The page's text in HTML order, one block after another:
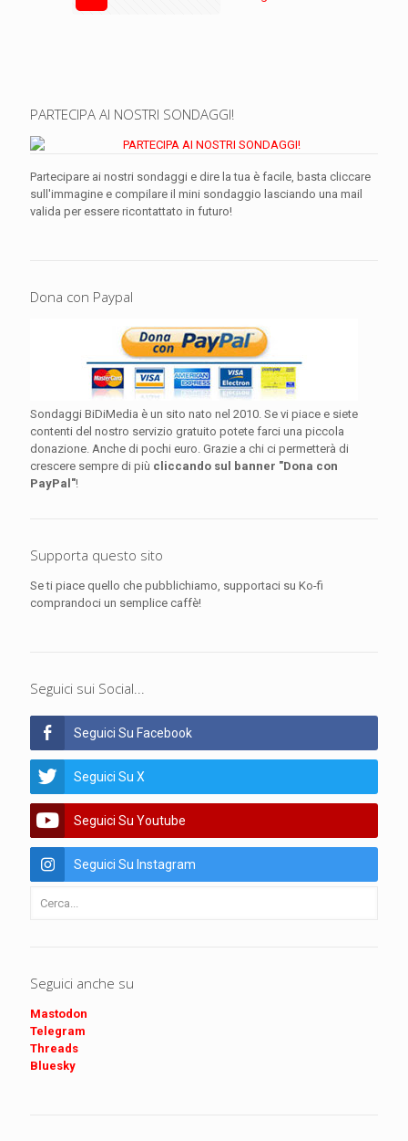
PARTECIPA AI NOSTRI SONDAGGI!
Partecipare ai nostri sondaggi e dire la tua è facile, basta cliccare
sull'immagine e compilare il mini sondaggio lasciando una mail
valida per essere ricontattato in futuro!
Dona con Paypal
Sondaggi BiDiMedia è un sito nato nel 2010. Se vi piace e siete
contenti del nostro servizio gratuito potete farci una piccola
donazione. Anche di pochi euro. Grazie a chi ci permetterà di
crescere sempre di più cliccando sul banner "Dona con
PayPal"!
Supporta questo sito
Se ti piace quello che pubblichiamo, supportaci su Ko-fi
comprandoci un semplice caffè!
Seguici sui Social...
Seguici Su Facebook
Seguici Su X
Seguici Su Youtube
Seguici Su Instagram
Seguici anche su
Mastodon
Telegram
Threads
Bluesky